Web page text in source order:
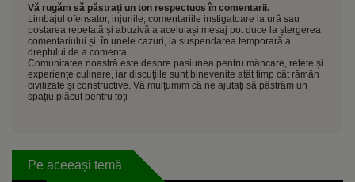
Vă rugăm să păstrați un ton respectuos în comentarii.
Limbajul ofensator, injuriile, comentariile instigatoare la ură sau
postarea repetată și abuzivă a aceluiași mesaj pot duce la ștergerea
comentariului și, în unele cazuri, la suspendarea temporară a
dreptului de a comenta.
Comunitatea noastră este despre pasiunea pentru mâncare, rețete și
experiențe culinare, iar discuțiile sunt binevenite atât timp cât rămân
civilizate și constructive. Vă mulțumim că ne ajutați să păstrăm un
spațiu plăcut pentru toți
Pe aceeași temă